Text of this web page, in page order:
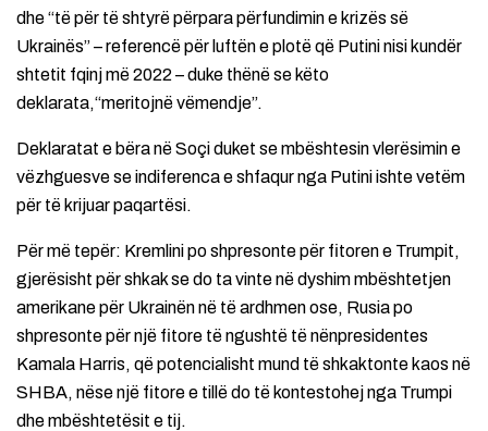
dhe “të për të shtyrë përpara përfundimin e krizës së
Ukrainës” – referencë për luftën e plotë që Putini nisi kundër
shtetit fqinj më 2022 – duke thënë se këto
deklarata,“meritojnë vëmendje”.
Deklaratat e bëra në Soçi duket se mbështesin vlerësimin e
vëzhguesve se indiferenca e shfaqur nga Putini ishte vetëm
për të krijuar paqartësi.
Për më tepër: Kremlini po shpresonte për fitoren e Trumpit,
gjerësisht për shkak se do ta vinte në dyshim mbështetjen
amerikane për Ukrainën në të ardhmen ose, Rusia po
shpresonte për një fitore të ngushtë të nënpresidentes
Kamala Harris, që potencialisht mund të shkaktonte kaos në
SHBA, nëse një fitore e tillë do të kontestohej nga Trumpi
dhe mbështetësit e tij.